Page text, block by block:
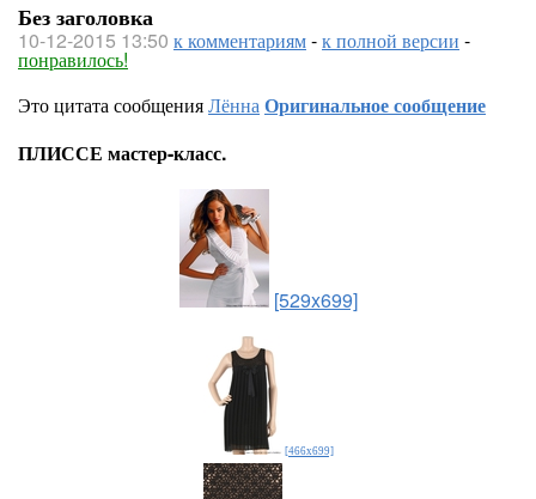
Без заголовка
10-12-2015 13:50 к комментариям-к полной версии -
понравилось!
Это цитата сообщенияЛённаОригинальное сообщение
ПЛИССЕ мастер-класс.
[529x699]
[466x699]